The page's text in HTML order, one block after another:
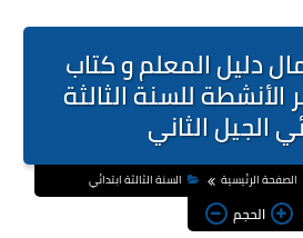
دليل المعلم و كتاب
الأنشطة للسنة الثالثة
الجيل الثاني
الصفحة الرئيسية السنة الثالثة ابتدائي
الحجم